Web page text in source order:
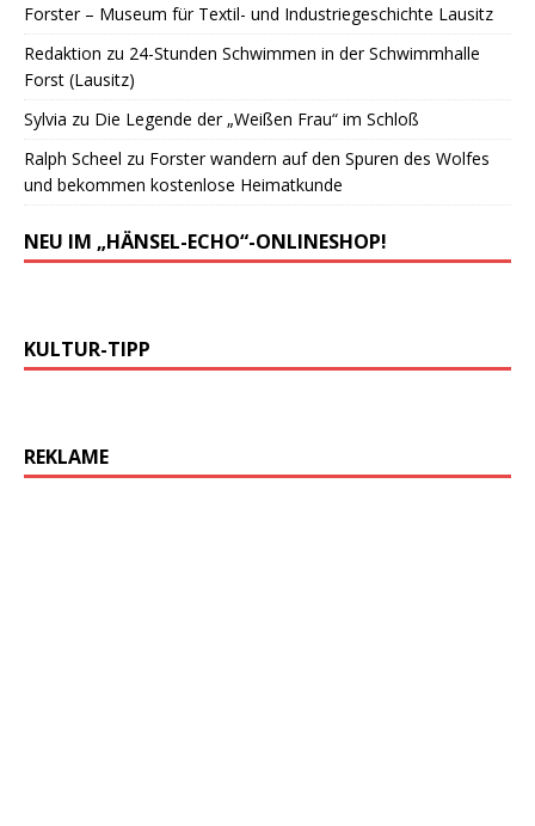
Forster – Museum für Textil- und Industriegeschichte Lausitz
Redaktion zu 24-Stunden Schwimmen in der Schwimmhalle
Forst (Lausitz)
Sylvia zu Die Legende der „Weißen Frau“ im Schloß
Ralph Scheel zu Forster wandern auf den Spuren des Wolfes
und bekommen kostenlose Heimatkunde
NEU IM „HÄNSEL-ECHO“-ONLINESHOP!
KULTUR-TIPP
REKLAME